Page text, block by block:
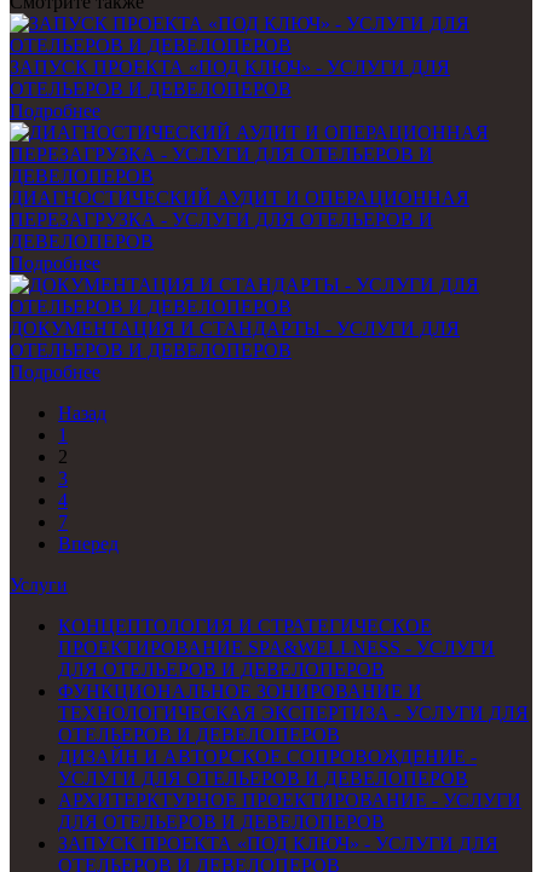
ЗАПУСК ПРОЕКТА «ПОД КЛЮЧ» - УСЛУГИ ДЛЯ
ОТЕЛЬЕРОВ И ДЕВЕЛОПЕРОВ
Подробнее
ДИАГНОСТИЧЕСКИЙ АУДИТ И ОПЕРАЦИОННАЯ
ПЕРЕЗАГРУЗКА - УСЛУГИ ДЛЯ ОТЕЛЬЕРОВ И
ДЕВЕЛОПЕРОВ
Подробнее
ДОКУМЕНТАЦИЯ И СТАНДАРТЫ - УСЛУГИ ДЛЯ
ОТЕЛЬЕРОВ И ДЕВЕЛОПЕРОВ
Подробнее
Назад
1
2
3
4
7
Вперед
Услуги
КОНЦЕПТОЛОГИЯ И СТРАТЕГИЧЕСКОЕ
ПРОЕКТИРОВАНИЕ SPA&WELLNESS - УСЛУГИ
ДЛЯ ОТЕЛЬЕРОВ И ДЕВЕЛОПЕРОВ
ФУНКЦИОНАЛЬНОЕ ЗОНИРОВАНИЕ И
ТЕХНОЛОГИЧЕСКАЯ ЭКСПЕРТИЗА - УСЛУГИ ДЛЯ
ОТЕЛЬЕРОВ И ДЕВЕЛОПЕРОВ
ДИЗАЙН И АВТОРСКОЕ СОПРОВОЖДЕНИЕ -
УСЛУГИ ДЛЯ ОТЕЛЬЕРОВ И ДЕВЕЛОПЕРОВ
АРХИТЕРКТУРНОЕ ПРОЕКТИРОВАНИЕ - УСЛУГИ
ДЛЯ ОТЕЛЬЕРОВ И ДЕВЕЛОПЕРОВ
ЗАПУСК ПРОЕКТА «ПОД КЛЮЧ» - УСЛУГИ ДЛЯ
ОТЕЛЬЕРОВ И ДЕВЕЛОПЕРОВ